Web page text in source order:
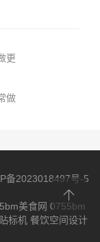
更
做
备2023018497号-5
美食网 0755bm
标机 餐饮空间设计